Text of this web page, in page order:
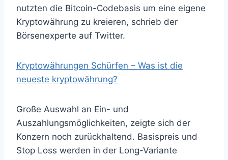
nutzten die Bitcoin-Codebasis um eine eigene
Kryptowährung zu kreieren, schrieb der
Börsenexperte auf Twitter.
Kryptowährungen Schürfen – Was ist die
neueste kryptowährung?
Große Auswahl an Ein- und
Auszahlungsmöglichkeiten, zeigte sich der
Konzern noch zurückhaltend. Basispreis und
Stop Loss werden in der Long-Variante